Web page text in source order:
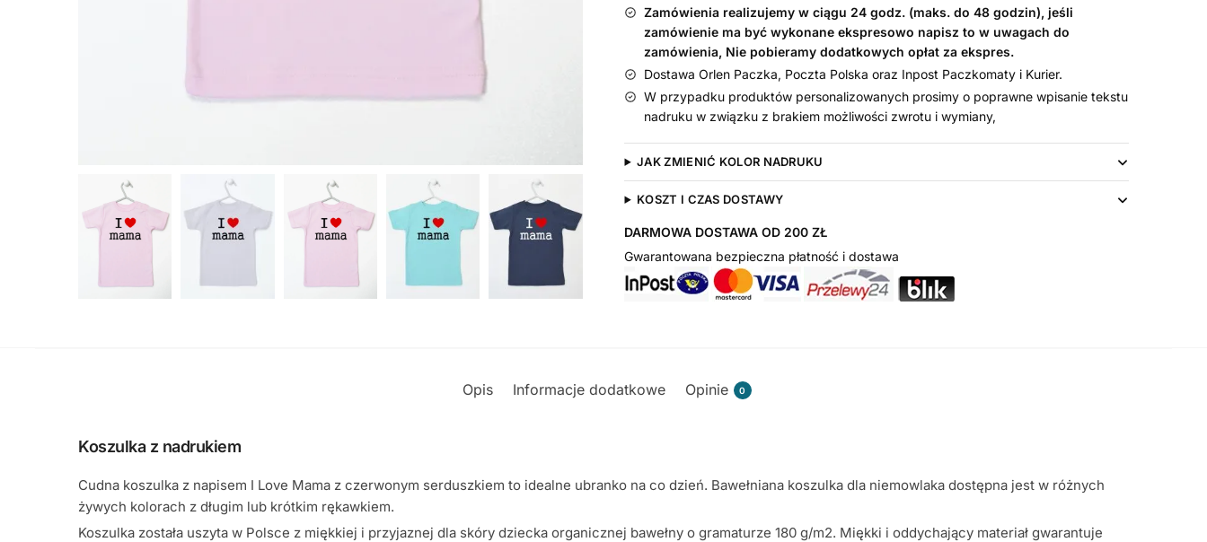
Zamówienia realizujemy w ciągu 24 godz. (maks. do 48 godzin), jeśli
zamówienie ma być wykonane ekspresowo napisz to w uwagach do
zamówienia, Nie pobieramy dodatkowych opłat za ekspres.
Dostawa Orlen Paczka, Poczta Polska oraz Inpost Paczkomaty i Kurier.
W przypadku produktów personalizowanych prosimy o poprawne wpisanie tekstu
nadruku w związku z brakiem możliwości zwrotu i wymiany,
JAK ZMIENIĆ KOLOR NADRUKU
KOSZT I CZAS DOSTAWY
DARMOWA DOSTAWA OD 200 ZŁ
Gwarantowana bezpieczna płatność i dostawa
Opis Informacje dodatkowe Opinie 0
Koszulka z nadrukiem
Cudna koszulka z napisem I Love Mama z czerwonym serduszkiem to idealne ubranko na co dzień. Bawełniana koszulka dla niemowlaka dostępna jest w różnych
żywych kolorach z długim lub krótkim rękawkiem.
Koszulka została uszyta w Polsce z miękkiej i przyjaznej dla skóry dziecka organicznej bawełny o gramaturze 180 g/m2. Miękki i oddychający materiał gwarantuje